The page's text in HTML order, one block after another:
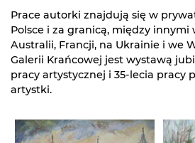
Prace autorki znajdują się w
Polsce i za granicą, między innymi
Australii, Francji, na Ukrainie i we
Galerii Krańcowej jest wystawą
pracy artystycznej i 35-lecia pracy
artystki.